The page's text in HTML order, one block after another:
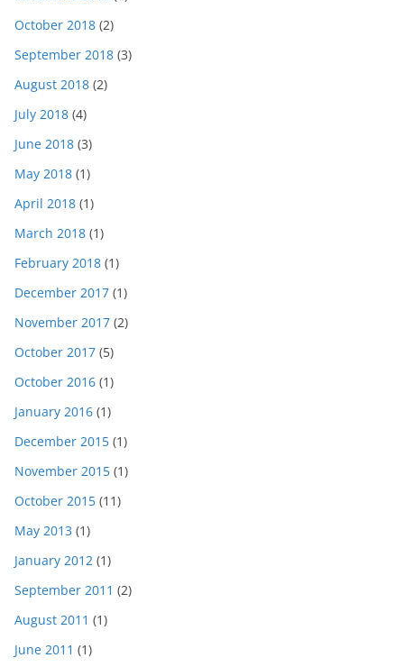
October 2018 (2)
September 2018 (3)
August 2018 (2)
July 2018 (4)
June 2018 (3)
May 2018 (1)
April 2018 (1)
March 2018 (1)
February 2018 (1)
December 2017 (1)
November 2017 (2)
October 2017 (5)
October 2016 (1)
January 2016 (1)
December 2015 (1)
November 2015 (1)
October 2015 (11)
May 2013 (1)
January 2012 (1)
September 2011 (2)
August 2011 (1)
June 2011 (1)